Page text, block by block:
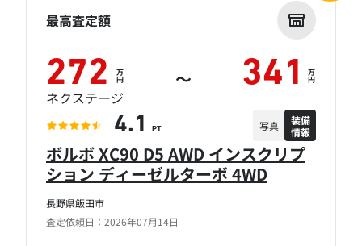
長野県飯田市
査定依頼日：2026年07月14日
ボルボ XC90 D5 AWD インスクリプ
ション ディーゼルターボ 4WD
最高査定額
272 万
円 ～ 341 万
円
ネクステージ
4.1 PT 写真
装備
情報